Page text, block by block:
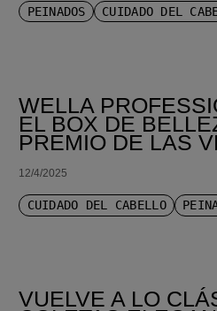
PEINADOS CUIDADO DEL
WELLA
EL BOX DE
PREMIO DE LAS
12/4/2025
CUIDADO DEL CABELLO
VUELVE A LO